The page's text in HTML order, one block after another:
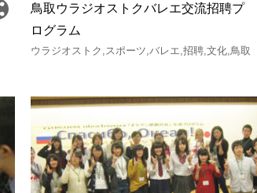
鳥取ウラジオストクバレエ交流招聘プ
ログラム
ウラジオストク スポーツ バレエ 招聘 文化 鳥取